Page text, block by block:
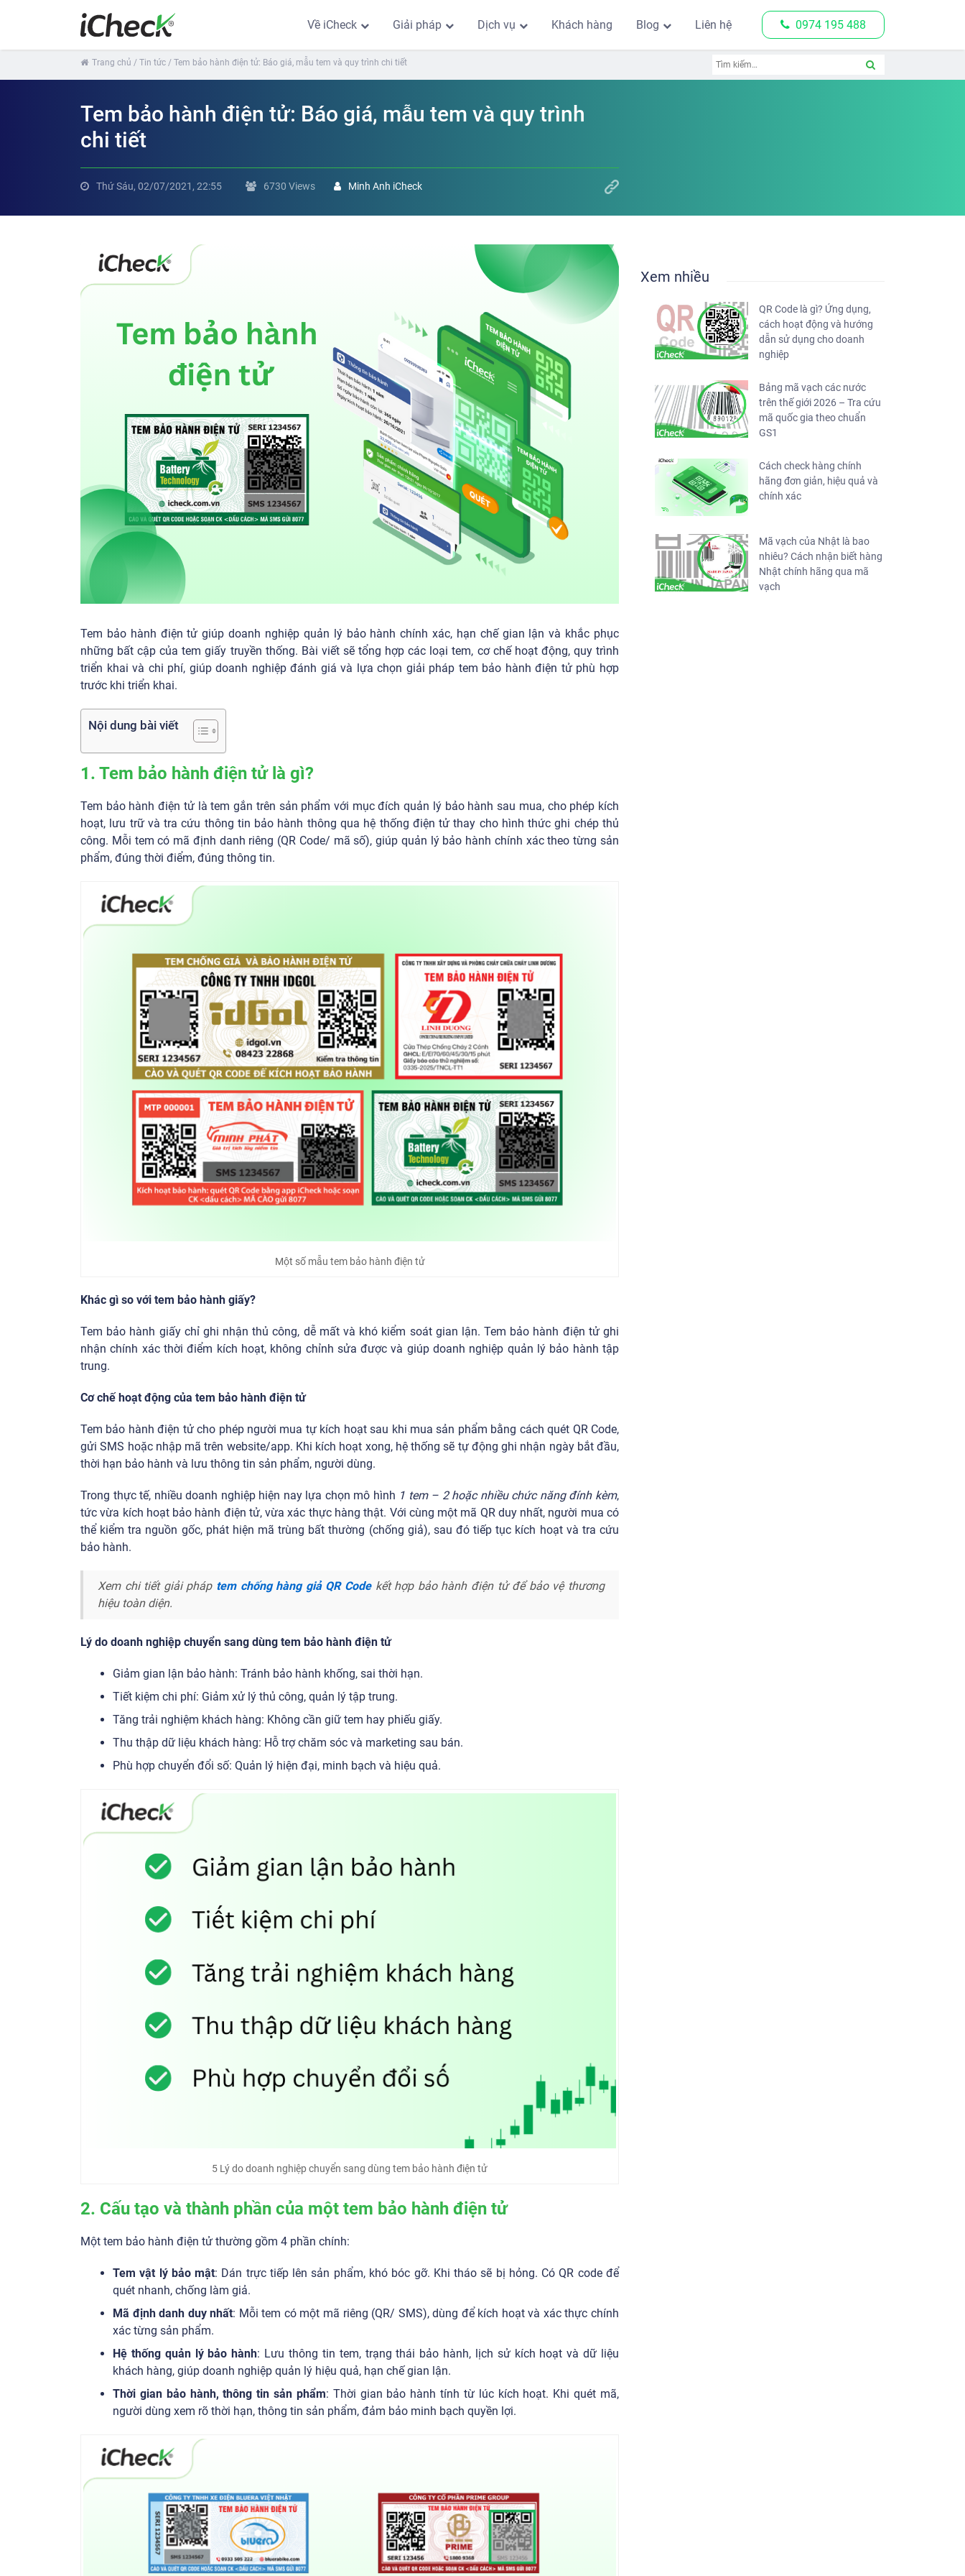
Về iCheck Giải pháp Dịch vụ Khách hàng Blog Liên hệ 0974 195 488
Trang chủ / Tin tức / Tem bảo hành điện tử: Báo giá, mẫu tem và quy trình chi tiết
Tem bảo hành điện tử: Báo giá, mẫu tem và quy trình
chi tiết
Thứ Sáu, 02/07/2021, 22:55 6730 Views Minh Anh iCheck
Tem bảo hành điện tử giúp doanh nghiệp quản lý bảo hành chính xác, hạn chế gian lận và khắc phục
những bất cập của tem giấy truyền thống. Bài viết sẽ tổng hợp các loại tem, cơ chế hoạt động, quy trình
triển khai và chi phí, giúp doanh nghiệp đánh giá và lựa chọn giải pháp tem bảo hành điện tử phù hợp
trước khi triển khai.
Nội dung bài viết
1. Tem bảo hành điện tử là gì?
Tem bảo hành điện tử là tem gắn trên sản phẩm với mục đích quản lý bảo hành sau mua, cho phép kích
hoạt, lưu trữ và tra cứu thông tin bảo hành thông qua hệ thống điện tử thay cho hình thức ghi chép thủ
công. Mỗi tem có mã định danh riêng (QR Code/ mã số), giúp quản lý bảo hành chính xác theo từng sản
phẩm, đúng thời điểm, đúng thông tin.
Một số mẫu tem bảo hành điện tử
Khác gì so với tem bảo hành giấy?
Tem bảo hành giấy chỉ ghi nhận thủ công, dễ mất và khó kiểm soát gian lận. Tem bảo hành điện tử ghi
nhận chính xác thời điểm kích hoạt, không chỉnh sửa được và giúp doanh nghiệp quản lý bảo hành tập
trung.
Cơ chế hoạt động của tem bảo hành điện tử
Tem bảo hành điện tử cho phép người mua tự kích hoạt sau khi mua sản phẩm bằng cách quét QR Code,
gửi SMS hoặc nhập mã trên website/app. Khi kích hoạt xong, hệ thống sẽ tự động ghi nhận ngày bắt đầu,
thời hạn bảo hành và lưu thông tin sản phẩm, người dùng.
Trong thực tế, nhiều doanh nghiệp hiện nay lựa chọn mô hình 1 tem – 2 hoặc nhiều chức năng đính kèm,
tức vừa kích hoạt bảo hành điện tử, vừa xác thực hàng thật. Với cùng một mã QR duy nhất, người mua có
thể kiểm tra nguồn gốc, phát hiện mã trùng bất thường (chống giả), sau đó tiếp tục kích hoạt và tra cứu
bảo hành.
Xem chi tiết giải pháp tem chống hàng giả QR Codekết hợp bảo hành điện tử để bảo vệ thương
hiệu toàn diện.
Lý do doanh nghiệp chuyển sang dùng tem bảo hành điện tử
Giảm gian lận bảo hành: Tránh bảo hành khống, sai thời hạn.
Tiết kiệm chi phí: Giảm xử lý thủ công, quản lý tập trung.
Tăng trải nghiệm khách hàng: Không cần giữ tem hay phiếu giấy.
Thu thập dữ liệu khách hàng: Hỗ trợ chăm sóc và marketing sau bán.
Phù hợp chuyển đổi số: Quản lý hiện đại, minh bạch và hiệu quả.
5 Lý do doanh nghiệp chuyển sang dùng tem bảo hành điện tử
2. Cấu tạo và thành phần của một tem bảo hành điện tử
Một tem bảo hành điện tử thường gồm 4 phần chính:
Tem vật lý bảo mật: Dán trực tiếp lên sản phẩm, khó bóc gỡ. Khi tháo sẽ bị hỏng. Có QR code để
quét nhanh, chống làm giả.
Mã định danh duy nhất: Mỗi tem có một mã riêng (QR/ SMS), dùng để kích hoạt và xác thực chính
xác từng sản phẩm.
Hệ thống quản lý bảo hành: Lưu thông tin tem, trạng thái bảo hành, lịch sử kích hoạt và dữ liệu
khách hàng, giúp doanh nghiệp quản lý hiệu quả, hạn chế gian lận.
Thời gian bảo hành, thông tin sản phẩm: Thời gian bảo hành tính từ lúc kích hoạt. Khi quét mã,
người dùng xem rõ thời hạn, thông tin sản phẩm, đảm bảo minh bạch quyền lợi.
Xem nhiều
QR Code là gì? Ứng dụng,
cách hoạt động và hướng
dẫn sử dụng cho doanh
nghiệp
Bảng mã vạch các nước
trên thế giới 2026 – Tra cứu
mã quốc gia theo chuẩn
GS1
Cách check hàng chính
hãng đơn giản, hiệu quả và
chính xác
Mã vạch của Nhật là bao
nhiêu? Cách nhận biết hàng
Nhật chính hãng qua mã
vạch